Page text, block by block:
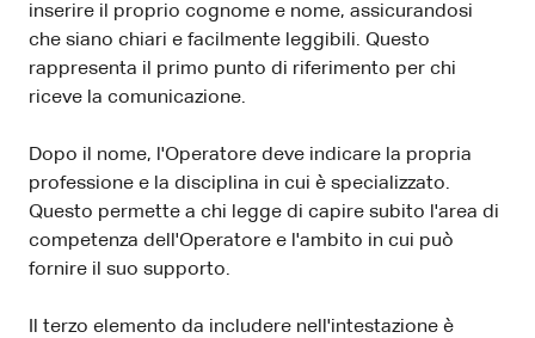
inserire il proprio cognome e nome, assicurandosi
che siano chiari e facilmente leggibili. Questo
rappresenta il primo punto di riferimento per chi
riceve la comunicazione.
Dopo il nome, l'Operatore deve indicare la propria
professione e la disciplina in cui è specializzato.
Questo permette a chi legge di capire subito l'area di
competenza dell'Operatore e l'ambito in cui può
fornire il suo supporto.
Il terzo elemento da includere nell'intestazione è